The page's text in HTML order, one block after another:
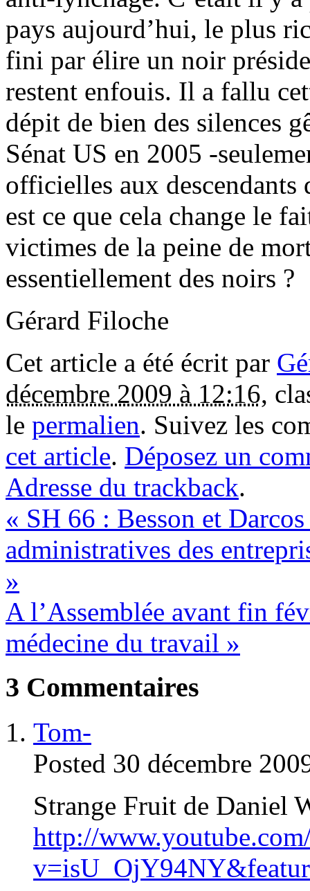
pays aujourd’hui, le plus
fini par élire un noir
restent enfouis. Il a fallu
dépit de bien des silences
Sénat US en 2005 -
officielles aux
est ce que cela change le
victimes de la peine de
essentiellement des noirs ?
Gérard Filoche
Cet article a été écrit par
décembre 2009 à 12:16,
le permalien. Suivez les
cet article. Déposez un
Adresse du trackback.
« SH 66 : Besson et
administratives des
»
A l’Assemblée avant fin
médecine du travail »
3 Commentaires
Tom-
Posted 30 décembre
Strange Fruit de Daniel
http://